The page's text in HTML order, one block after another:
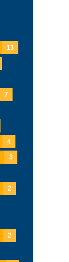
13
7
4
3
2
2